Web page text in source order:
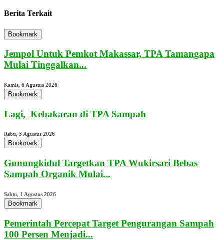
Berita Terkait
Bookmark
Jempol Untuk Pemkot Makassar, TPA Tamangapa
Mulai Tinggalkan...
Kamis, 6 Agustus 2026
Bookmark
Lagi, Kebakaran di TPA Sampah
Rabu, 5 Agustus 2026
Bookmark
Gunungkidul Targetkan TPA Wukirsari Bebas
Sampah Organik Mulai...
Sabtu, 1 Agustus 2026
Bookmark
Pemerintah Percepat Target Pengurangan Sampah
100 Persen Menjadi...